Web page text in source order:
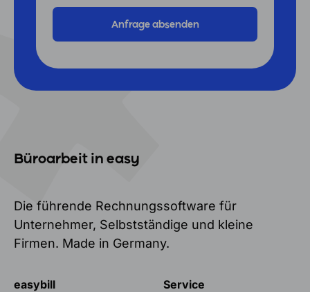
Büroarbeit in easy
Die führende Rechnungssoftware für
Unternehmer, Selbstständige und kleine
Firmen. Made in Germany.
easybill Service